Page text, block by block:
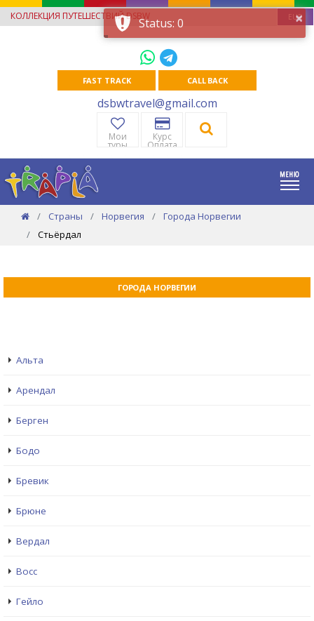
КОЛЛЕКЦИЯ ПУТЕШЕСТВИЙ DSBW EUR
FAST TRACK CALL BACK
dsbwtravel@gmail.com
Мои
туры
Курс
Оплата
Страны Норвегия
Города Норвегии
Стьёрдал
ГОРОДА НОРВЕГИИ
Альта
Арендал
Берген
Бодо
Бревик
Брюне
Вердал
Восс
Гейло
×
Status: 0